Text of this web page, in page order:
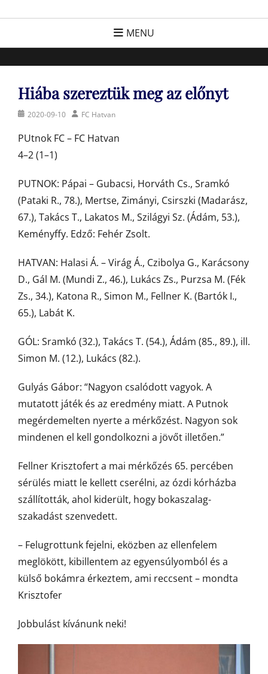
FC Hatvan
Egyesület a hatvani labdarúgásért, sportért!
MENU
Hiába szereztük meg az előnyt
Posted2020-09-10 AuthorFC Hatvan
PUtnok FC – FC Hatvan
4–2 (1–1)
PUTNOK: Pápai – Gubacsi, Horváth Cs., Sramkó
(Pataki R., 78.), Mertse, Zimányi, Csirszki (Madarász,
67.), Takács T., Lakatos M., Szilágyi Sz. (Ádám, 53.),
Keményffy. Edző: Fehér Zsolt.
HATVAN: Halasi Á. – Virág Á., Czibolya G., Karácsony
D., Gál M. (Mundi Z., 46.), Lukács Zs., Purzsa M. (Fék
Zs., 34.), Katona R., Simon M., Fellner K. (Bartók I.,
65.), Labát K.
GÓL: Sramkó (32.), Takács T. (54.), Ádám (85., 89.), ill.
Simon M. (12.), Lukács (82.).
Gulyás Gábor: “Nagyon csalódott vagyok. A
mutatott játék és az eredmény miatt. A Putnok
megérdemelten nyerte a mérkőzést. Nagyon sok
mindenen el kell gondolkozni a jövőt illetően.”
Fellner Krisztofert a mai mérkőzés 65. percében
sérülés miatt le kellett cserélni, az ózdi kórházba
szállították, ahol kiderült, hogy bokaszalag-
szakadást szenvedett.
– Felugrottunk fejelni, eközben az ellenfelem
meglökött, kibillentem az egyensúlyomból és a
külső bokámra érkeztem, ami reccsent – mondta
Krisztofer
Jobbulást kívánunk neki!